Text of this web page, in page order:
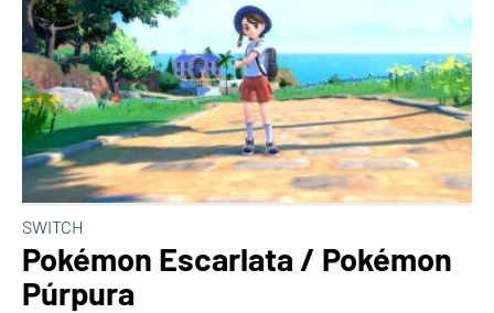
SWITCH
Pokémon Escarlata / Pokémon
Púrpura